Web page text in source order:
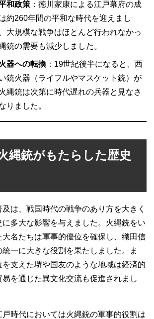
和政策 ：徳川家康による江戸幕府の成
約260年間の平和な時代を迎えまし
大規模な戦争はほとんど行われなかっ
銃の需要も減少しました。
器への転換 ：19世紀後半になると、西
銃火器（ライフルやマスケット銃）が
縄銃は次第に時代遅れの兵器と見なさ
りました。
縄銃がもたらした歴史
は、戦国時代の戦争のあり方を大きく
多大な影響を与えました。火縄銃をい
大名たちは軍事的優位を確保し、織田信
一に大きな役割を果たしました。ま
支えた堺や国友のような地域は経済的
を通じた異文化交流も促進されまし
時代においては火縄銃の軍事的役割は